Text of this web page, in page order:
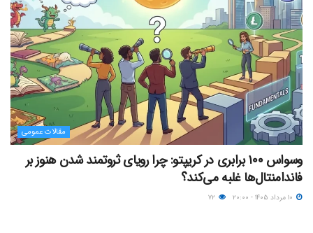
مقالات عمومی
وسواس ۱۰۰ برابری در کریپتو: چرا رویای ثروتمند شدن هنوز بر
فاندامنتال‌ها غلبه می‌کند؟